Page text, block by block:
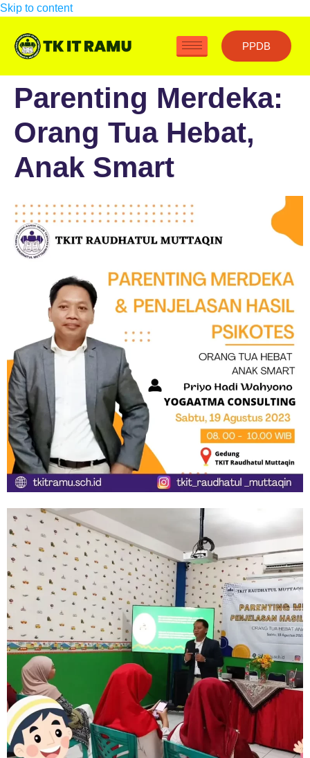
Skip to content
PPDB
Parenting Merdeka:
Orang Tua Hebat,
Anak Smart